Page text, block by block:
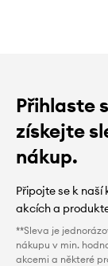
Přihlaste
získejte
nákup.
Připojte se k
akcích a
**Sleva je
nákupu v min.
akcemi a některé